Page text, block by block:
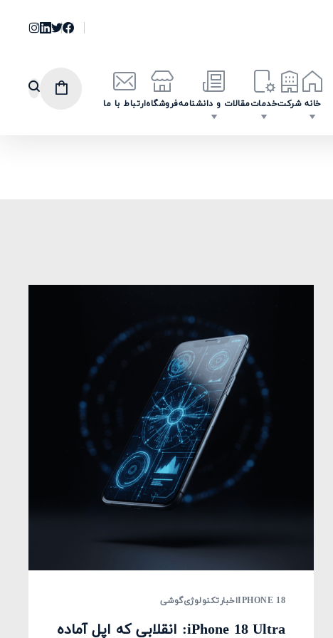
خانه شرکتخدماتمقالات و دانشنامهفروشگاهارتباط با ما
IPHONE 18اخبارتکنولوژیگوشی
iPhone 18 Ultra: انقلابی که اپل آماده